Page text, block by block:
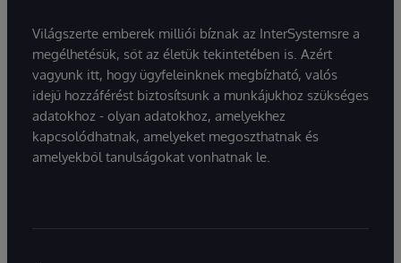
Világszerte emberek milliói bíznak az InterSystemsre a
megélhetésük, sőt az életük tekintetében is. Azért
vagyunk itt, hogy ügyfeleinknek megbízható, valós
idejű hozzáférést biztosítsunk a munkájukhoz szükséges
adatokhoz - olyan adatokhoz, amelyekhez
kapcsolódhatnak, amelyeket megoszthatnak és
amelyekből tanulságokat vonhatnak le.